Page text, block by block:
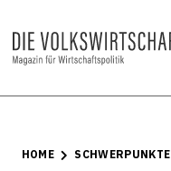
HOME
SCHWERPUNKTE